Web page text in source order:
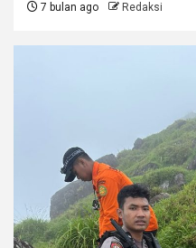
7 bulan ago Redaksi